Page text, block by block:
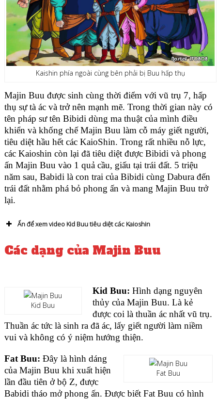
Kaishin phía ngoài cùng bên phải bị Buu hấp thụ
Majin Buu được sinh cùng thời điểm với vũ trụ 7, hấp
thụ sự tà ác và trở nên mạnh mẽ. Trong thời gian này có
tên pháp sư tên Bibidi dùng ma thuật của mình điều
khiển và khống chế Majin Buu làm cỗ máy giết người,
tiêu diệt hầu hết các KaioShin. Trong rất nhiều nỗ lực,
các Kaioshin còn lại đã tiêu diệt được Bibidi và phong
ấn Majin Buu vào 1 quả cầu, giấu tại trái đất. 5 triệu
năm sau, Babidi là con trai của Bibidi cùng Dabura đến
trái đất nhằm phá bỏ phong ấn và mang Majin Buu trở
lại.
Ấn để xem video Kid Buu tiêu diệt các Kaioshin
Các dạng của Majin Buu
Kid Buu
Kid Buu: Hình dạng nguyên
thủy của Majin Buu. Là kẻ
được coi là thuần ác nhất vũ trụ.
Thuần ác tức là sinh ra đã ác, lấy giết người làm niềm
vui và không có ý niệm hướng thiện.
Fat Buu
Fat Buu: Đây là hình dáng
của Majin Buu khi xuất hiện
lần đầu tiên ở bộ Z, được
Babidi tháo mở phong ấn. Được biết Fat Buu có hình